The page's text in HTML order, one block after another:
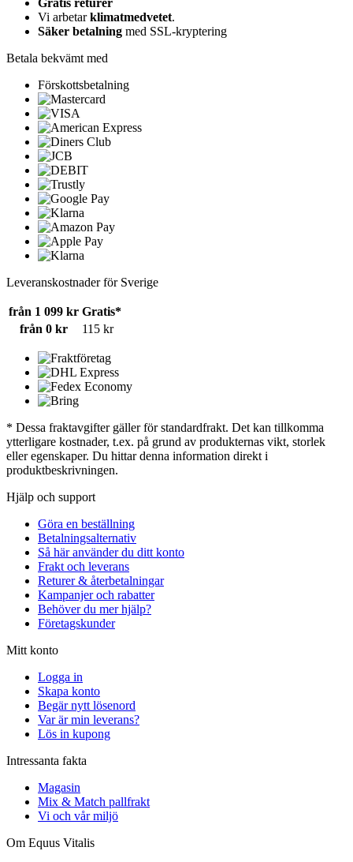
Gratis returer
Vi arbetarklimatmedvetet.
Säker betalning med SSL-kryptering
Betala bekvämt med
Förskottsbetalning
Leveranskostnader för Sverige
från 1 099 kr Gratis*
från 0 kr
115 kr
* Dessa fraktavgifter gäller för standardfrakt. Det kan tillkomma
ytterligare kostnader, t.ex. på grund av produkternas vikt, storlek
eller egenskaper. Du hittar denna information direkt i
produktbeskrivningen.
Hjälp och support
Göra en beställning
Betalningsalternativ
Så här använder du ditt konto
Frakt och leverans
Returer & återbetalningar
Kampanjer och rabatter
Behöver du mer hjälp?
Företagskunder
Mitt konto
Logga in
Skapa konto
Begär nytt lösenord
Var är min leverans?
Lös in kupong
Intressanta fakta
Magasin
Mix & Match pallfrakt
Vi och vår miljö
Om Equus Vitalis